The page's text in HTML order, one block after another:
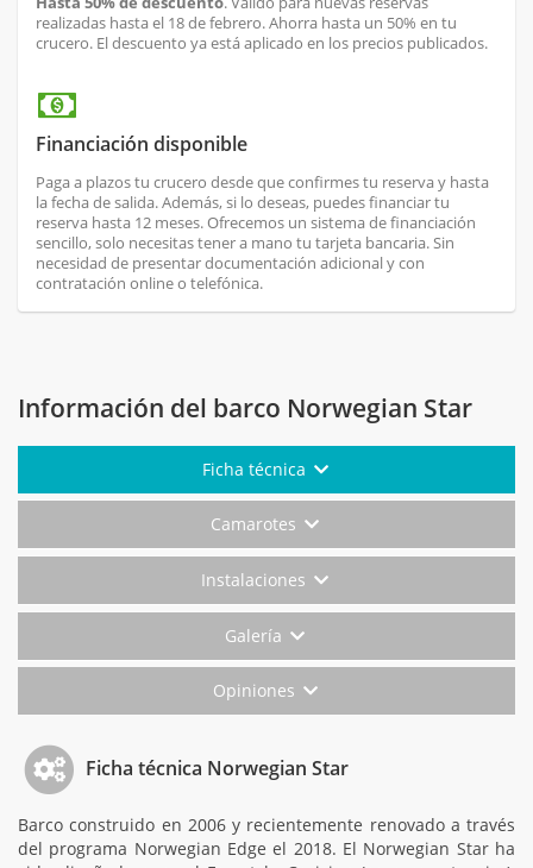
realizadas hasta el 18 de febrero. Ahorra hasta un 50% en tu
crucero. El descuento ya está aplicado en los precios publicados.
Financiación disponible
Paga a plazos tu crucero desde que confirmes tu reserva y hasta
la fecha de salida. Además, si lo deseas, puedes financiar tu
reserva hasta 12 meses. Ofrecemos un sistema de financiación
sencillo, solo necesitas tener a mano tu tarjeta bancaria. Sin
necesidad de presentar documentación adicional y con
contratación online o telefónica.
Información del barco Norwegian Star
Ficha técnica
Camarotes
Instalaciones
Galería
Opiniones
Ficha técnica Norwegian Star
Barco construido en 2006 y recientemente renovado a través
del programa Norwegian Edge el 2018. El Norwegian Star ha